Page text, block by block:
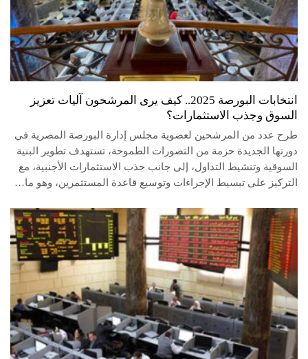
انتخابات البورصة 2025.. كيف يرى المرشحون آليات تعزيز
السوق وجذب الاستثمارات؟
طرح عدد من المرشحين لعضوية مجلس إدارة البورصة المصرية في
دورتها الجديدة حزمة من التصورات الطموحة، تستهدف تطوير البنية
السوقية وتنشيط التداول، إلى جانب جذب الاستثمارات الأجنبية، مع
التركيز على تبسيط الإجراءات وتوسيع قاعدة المستثمرين، وهو ما…